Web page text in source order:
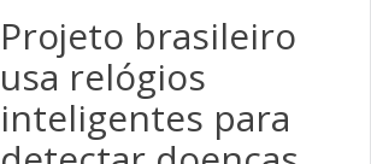
Projeto brasileiro
usa relógios
inteligentes para